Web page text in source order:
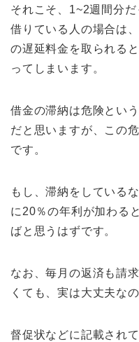
それこそ、1~2週間分
借りている人の場合は
の遅延料金を取られる
ってしまいます。
借金の滞納は危険とい
だと思いますが、この
です。
もし、滞納をしている
に20％の年利が加わる
ばと思うはずです。
なお、毎月の返済も請
くても、実は大丈夫なの
督促状などに記載され